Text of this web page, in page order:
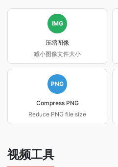
IMG
压缩图像
减小图像文件大小
PNG
Compress PNG
Reduce PNG file size
视频工具